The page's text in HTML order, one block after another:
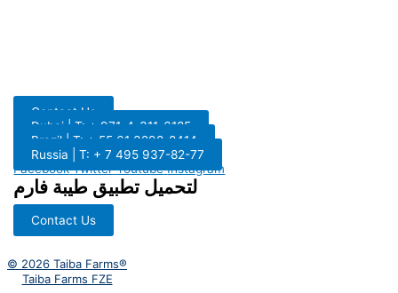
Contact Us
Dubai | T: + 971-4-311-6185
Brazil | T: + 55 61 3298-8414
Russia | T: + 7 495 937-82-77
Facebook Twitter Youtube Instagram
لتحميل تطبيق طيبة فارم
Contact Us
© 2026 Taiba Farms®
Taiba Farms FZE